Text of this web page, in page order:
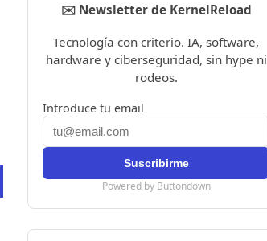
✉️ Newsletter de KernelReload
Tecnología con criterio. IA, software,
hardware y ciberseguridad, sin hype ni
rodeos.
Introduce tu email
Powered by Buttondown